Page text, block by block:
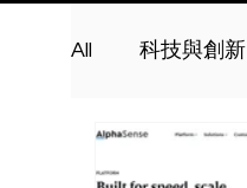
All 科技與創新